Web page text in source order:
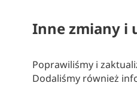
Inne zmiany i
Poprawiliśmy i
Dodaliśmy również